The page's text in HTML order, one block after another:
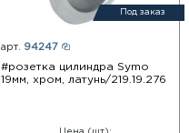
Под заказ
арт. 94247
#розетка цилиндра Symo
19мм, хром, латунь/219.19.276